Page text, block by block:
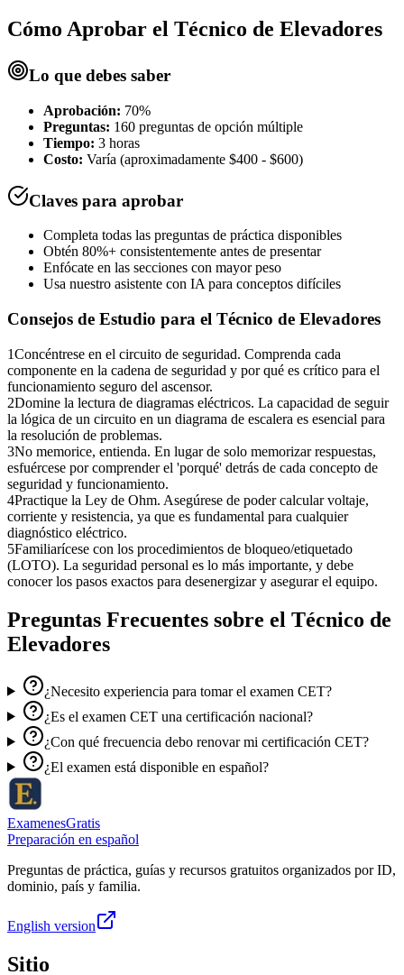
Cómo Aprobar el Técnico de Elevadores
Lo que debes saber
Aprobación: 70%
Preguntas: 160 preguntas de opción múltiple
Tiempo: 3 horas
Costo: Varía (aproximadamente $400 - $600)
Claves para aprobar
Completa todas las preguntas de práctica disponibles
Obtén 80%+ consistentemente antes de presentar
Enfócate en las secciones con mayor peso
Usa nuestro asistente con IA para conceptos difíciles
Consejos de Estudio para el Técnico de Elevadores
1Concéntrese en el circuito de seguridad. Comprenda cada
componente en la cadena de seguridad y por qué es crítico para el
funcionamiento seguro del ascensor.
2Domine la lectura de diagramas eléctricos. La capacidad de seguir
la lógica de un circuito en un diagrama de escalera es esencial para
la resolución de problemas.
3No memorice, entienda. En lugar de solo memorizar respuestas,
esfuércese por comprender el 'porqué' detrás de cada concepto de
seguridad y funcionamiento.
4Practique la Ley de Ohm. Asegúrese de poder calcular voltaje,
corriente y resistencia, ya que es fundamental para cualquier
diagnóstico eléctrico.
5Familiarícese con los procedimientos de bloqueo/etiquetado
(LOTO). La seguridad personal es lo más importante, y debe
conocer los pasos exactos para desenergizar y asegurar el equipo.
Preguntas Frecuentes sobre el Técnico de
Elevadores
¿Necesito experiencia para tomar el examen CET?
¿Es el examen CET una certificación nacional?
¿Con qué frecuencia debo renovar mi certificación CET?
¿El examen está disponible en español?
ExamenesGratis
Preparación en español
Preguntas de práctica, guías y recursos gratuitos organizados por ID,
dominio, país y familia.
English version
Sitio